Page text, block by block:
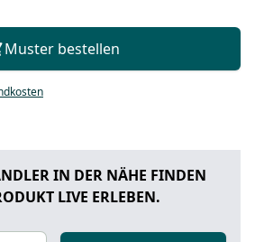
Muster bestellen
IN DER NÄHE FINDEN
LIVE ERLEBEN.